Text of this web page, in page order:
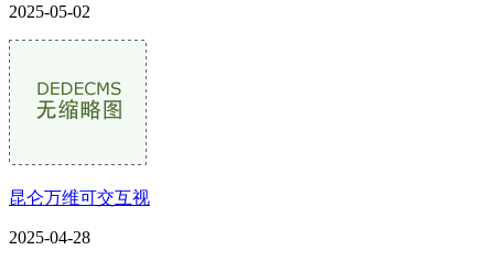
2025-05-02
昆仑万维可交互视
2025-04-28